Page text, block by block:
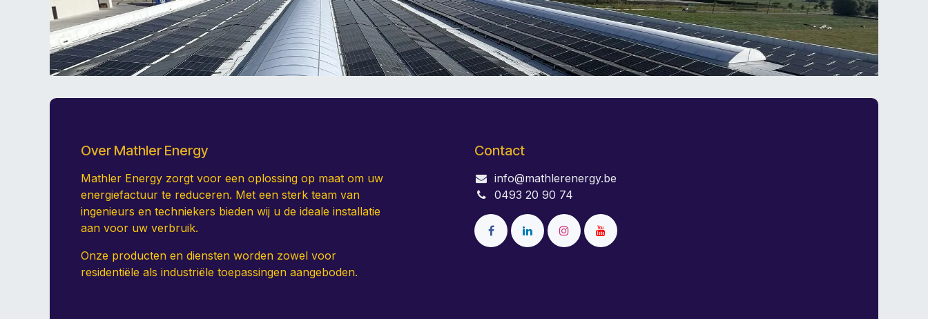
Over Mathler Energy
Mathler Energy zorgt voor een oplossing op maat om uw
energiefactuur te reduceren. Met een sterk team van
ingenieurs en techniekers bieden wij u de ideale installatie
aan voor uw verbruik.
Onze producten en diensten worden zowel voor
residentiële als industriële toepassingen aangeboden.
Contact
info@mathlerenergy.be
0493 20 90 74